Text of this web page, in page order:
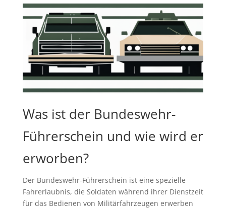
Was ist der Bundeswehr-
Führerschein und wie wird er
erworben?
Der Bundeswehr-Führerschein ist eine spezielle
Fahrerlaubnis, die Soldaten während ihrer Dienstzeit
für das Bedienen von Militärfahrzeugen erwerben